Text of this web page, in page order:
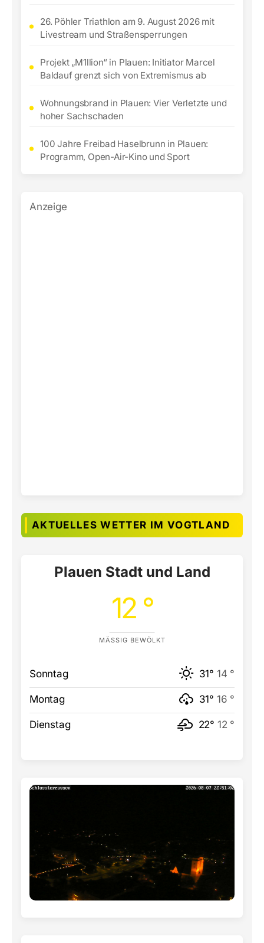
26. Pöhler Triathlon am 9. August 2026 mit
Livestream und Straßensperrungen
Projekt „M1llion“ in Plauen: Initiator Marcel
Baldauf grenzt sich von Extremismus ab
Wohnungsbrand in Plauen: Vier Verletzte und
hoher Sachschaden
100 Jahre Freibad Haselbrunn in Plauen:
Programm, Open-Air-Kino und Sport
Anzeige
AKTUELLES WETTER IM VOGTLAND
Plauen Stadt und Land
12 °
MÄSSIG BEWÖLKT
Sonntag 31° 14 °
Montag 31° 16 °
Dienstag 22° 12 °